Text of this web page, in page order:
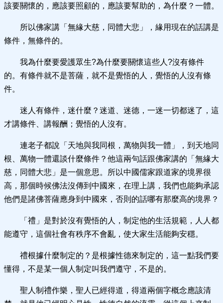
該要關懷的，應該要照顧的，應該要幫助的，為什麼？一體。
所以佛家講「無緣大慈，同體大悲」，緣用現在的話講是
條件，無條件的。
我為什麼要愛護眾生?為什麼要關懷這些人?沒有條件
的。有條件就不是菩薩，就不是覺悟的人，覺悟的人沒有條
件。
迷人有條件，迷什麼？迷道、迷德，一迷一切都迷了，這
才講條件、講報酬；覺悟的人沒有。
連老子都說「天地與我同根，萬物與我一體」，到天地同
根、萬物一體還談什麼條件？他這兩句話跟佛家講的「無緣大
慈，同體大悲」是一個意思。所以中國儒家跟道家的境界很
高，那個時候佛法沒傳到中國來，在理上講，我們也能夠承認
他們是諸佛菩薩應身到中國來，否則的話哪有那麼高的境界？
「禮」是對於沒有覺悟的人，制定他的生活規範，人人都
能遵守，這個社會有秩序不會亂，使大家生活能夠安穩。
禮根據什麼制定的？是根據性德來制定的，這一點我們要
懂得，不是某一個人制定叫我們遵守，不是的。
聖人制禮作樂，聖人已經得道，得道兩個字概念應該清